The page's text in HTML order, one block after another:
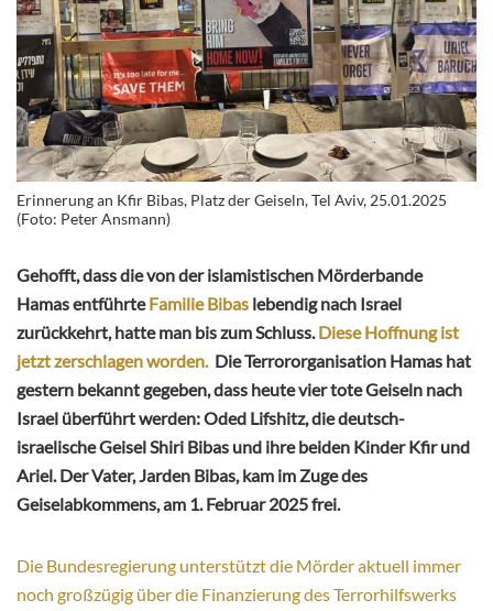
Erinnerung an Kfir Bibas, Platz der Geiseln, Tel Aviv, 25.01.2025
(Foto: Peter Ansmann)
Gehofft, dass die von der islamistischen Mörderbande
Hamas entführteFamilie Bibas lebendig nach Israel
zurückkehrt, hatte man bis zum Schluss.Diese Hoffnung ist
jetzt zerschlagen worden.Die Terrororganisation Hamas hat
gestern bekannt gegeben, dass heute vier tote Geiseln nach
Israel überführt werden: Oded Lifshitz, die deutsch-
israelische Geisel Shiri Bibas und ihre beiden Kinder Kfir und
Ariel. Der Vater, Jarden Bibas, kam im Zuge des
Geiselabkommens, am 1. Februar 2025 frei.
Die Bundesregierung unterstützt die Mörder aktuell immer
noch großzügig über die Finanzierung des Terrorhilfswerks